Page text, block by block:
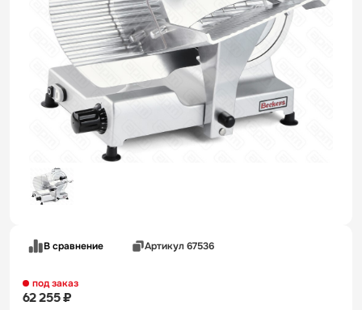
В сравнение Артикул 67536
под заказ
62 255 ₽